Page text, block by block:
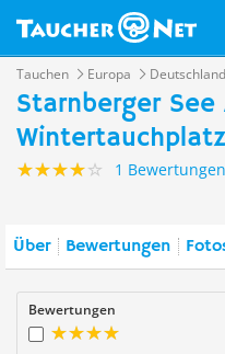
Tauchen Europa Deutschland
Starnberger
Wintertauchplatz
1 Bewertungen
Über Bewertungen
Bewertungen